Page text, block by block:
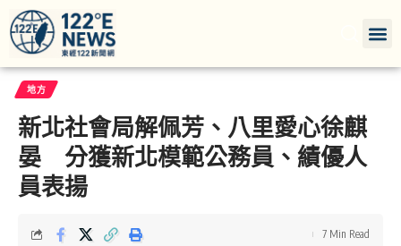
地方
新北社會局解佩芳、八里愛心徐麒
晏 分獲新北模範公務員、績優人
員表揚
7 Min Read